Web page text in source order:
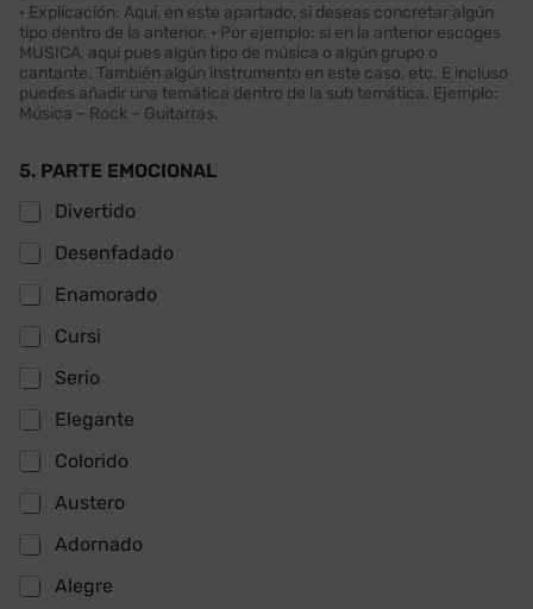
• Explicación: Aquí, en este apartado, si deseas concretar algún
tipo dentro de la anterior. • Por ejemplo: si en la anterior escoges
MUSICA, aquí pues algún tipo de música o algún grupo o
cantante. También algún instrumento en este caso, etc. E incluso
puedes añadir una temática dentro de la sub temática. Ejemplo:
Música – Rock – Guitarras.
5. PARTE EMOCIONAL
Divertido
Desenfadado
Enamorado
Cursi
Serio
Elegante
Colorido
Austero
Adornado
Alegre